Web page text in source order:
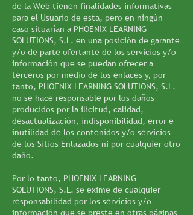
de la Web tienen finalidades informativas
para el Usuario de esta, pero en ningún
caso situarían a PHOENIX LEARNING
SOLUTIONS, S.L. en una posición de garante
y/o de parte ofertante de los servicios y/o
información que se puedan ofrecer a
terceros por medio de los enlaces y, por
tanto, PHOENIX LEARNING SOLUTIONS, S.L.
no se hace responsable por los daños
producidos por la ilicitud, calidad,
desactualización, indisponibilidad, error e
inutilidad de los contenidos y/o servicios
de los Sitios Enlazados ni por cualquier otro
daño.
Por lo tanto, PHOENIX LEARNING
SOLUTIONS, S.L. se exime de cualquier
responsabilidad por los servicios y/o
información que se preste en otras páginas